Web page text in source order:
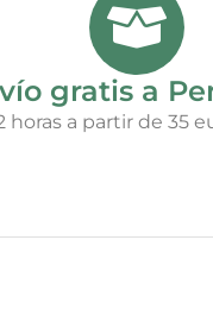
gratis a
horas a partir de 35